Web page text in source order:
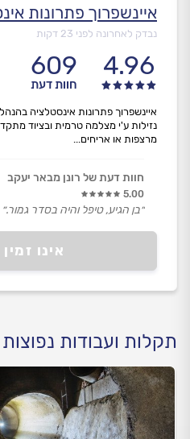
איינשפרוך פתרונות
נבדק לאחרונה לפני 23 דקות
4.96
609
חוות דעת
אינו
איינשפרוך פתרונות אינסטלציה
נזילות ע'י מצלמה טרמית ובציוד
מרצפות או אריחים...
חוות דעת של רונן מבאר יעקב
5.00
״בן הגיע, טיפל והיה בסדר גמור.״
תקלות ועבודות נפוצות